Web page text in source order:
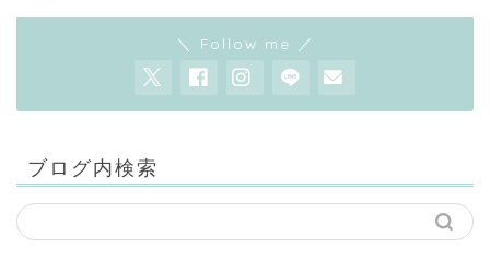
＼ Follow me ／
ブログ内検索